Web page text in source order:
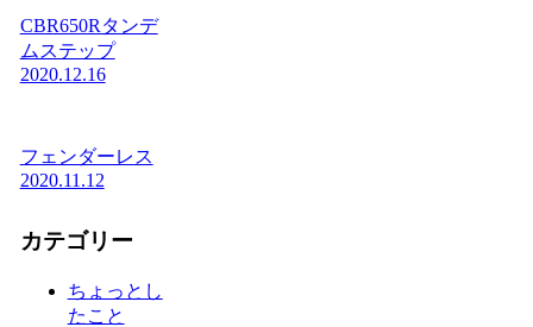
CBR650Rタンデ
ムステップ
2020.12.16
フェンダーレス
2020.11.12
カテゴリー
ちょっとし
たこと